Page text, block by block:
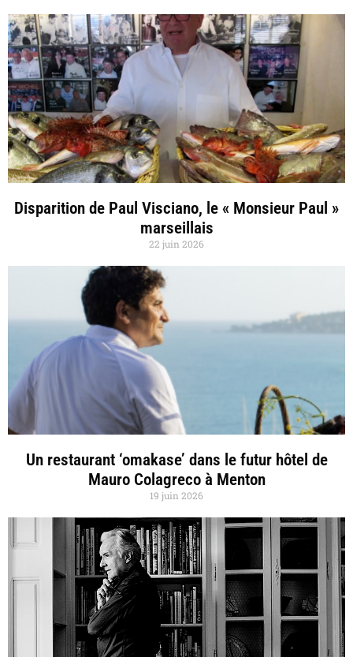
Disparition de Paul Visciano, le « Monsieur Paul »
marseillais
22 juin 2026
Un restaurant ‘omakase’ dans le futur hôtel de
Mauro Colagreco à Menton
19 juin 2026